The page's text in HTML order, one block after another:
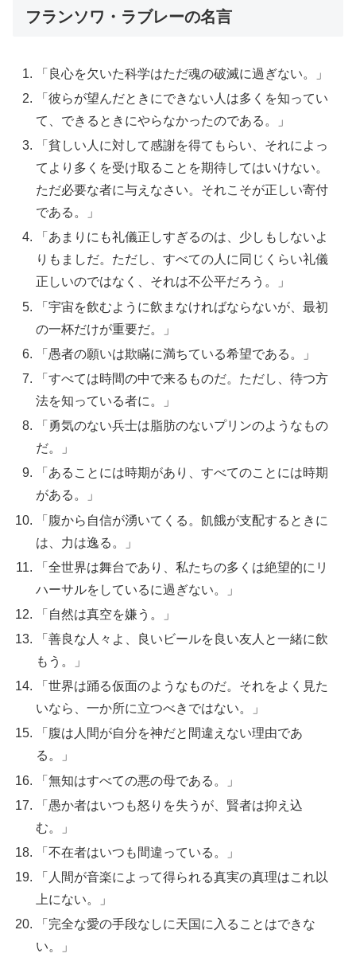
フランソワ・ラブレーの名言
「良心を欠いた科学はただ魂の破滅に過ぎない。」
「彼らが望んだときにできない人は多くを知ってい
て、できるときにやらなかったのである。」
「貧しい人に対して感謝を得てもらい、それによっ
てより多くを受け取ることを期待してはいけない。
ただ必要な者に与えなさい。それこそが正しい寄付
である。」
「あまりにも礼儀正しすぎるのは、少しもしないよ
りもましだ。ただし、すべての人に同じくらい礼儀
正しいのではなく、それは不公平だろう。」
「宇宙を飲むように飲まなければならないが、最初
の一杯だけが重要だ。」
「愚者の願いは欺瞞に満ちている希望である。」
「すべては時間の中で来るものだ。ただし、待つ方
法を知っている者に。」
「勇気のない兵士は脂肪のないプリンのようなもの
だ。」
「あることには時期があり、すべてのことには時期
がある。」
「腹から自信が湧いてくる。飢餓が支配するときに
は、力は逸る。」
「全世界は舞台であり、私たちの多くは絶望的にリ
ハーサルをしているに過ぎない。」
「自然は真空を嫌う。」
「善良な人々よ、良いビールを良い友人と一緒に飲
もう。」
「世界は踊る仮面のようなものだ。それをよく見た
いなら、一か所に立つべきではない。」
「腹は人間が自分を神だと間違えない理由であ
る。」
「無知はすべての悪の母である。」
「愚か者はいつも怒りを失うが、賢者は抑え込
む。」
「不在者はいつも間違っている。」
「人間が音楽によって得られる真実の真理はこれ以
上にない。」
「完全な愛の手段なしに天国に入ることはできな
い。」